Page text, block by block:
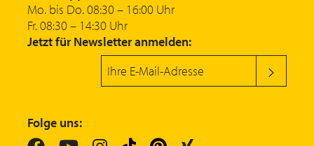
Mo. bis Do. 08:30 – 16:00 Uhr
Fr. 08:30 – 14:30 Uhr
Jetzt für Newsletter anmelden:
Folge uns: